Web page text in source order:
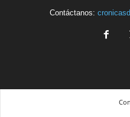
Contáctanos: